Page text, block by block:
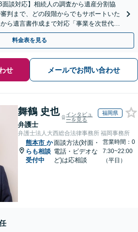
面談対応】相続人の調査から遺産分割協
判まで、どの段階からでもサポートいた
ら遺言書作成まで対応「事業を次世代に
ポート」【完全個室相談】
料金表を見る
せ メールでお問い合わせ
舞鶴 史也
弁護士
インタビュ
ーを見る
福岡県
弁護士法人大西総合法律事務所 福岡事務所
熊本市 か
らも相談
受付中
面談方法(対面・
電話・ビデオな
ど)は応相談
営業時間：0
7:30~22:00
（平日）